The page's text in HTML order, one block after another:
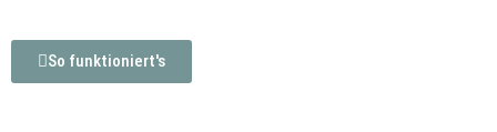
So funktioniert's